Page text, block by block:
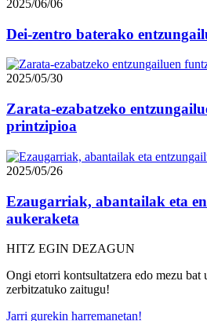
2025/06/06
Dei-zentro baterako
2025/05/30
Zarata-ezabatzeko
printzipioa
2025/05/26
Ezaugarriak, abantailak eta
aukeraketa
HITZ EGIN DEZAGUN
Ongi etorri kontsultatzera edo mezu bat
zerbitzatuko zaitugu!
Jarri gurekin harremanetan!